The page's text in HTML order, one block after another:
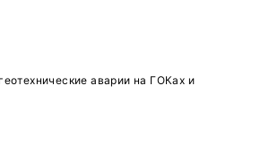
аварии на ГОКах и